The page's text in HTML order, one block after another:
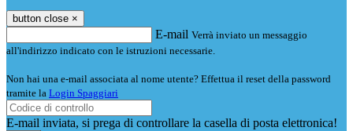
button close ×
E-mail Verrà inviato un messaggio
all'indirizzo indicato con le istruzioni necessarie.
Non hai una e-mail associata al nome utente? Effettua il reset della password
tramite la Login Spaggiari
E-mail inviata, si prega di controllare la casella di posta elettronica!